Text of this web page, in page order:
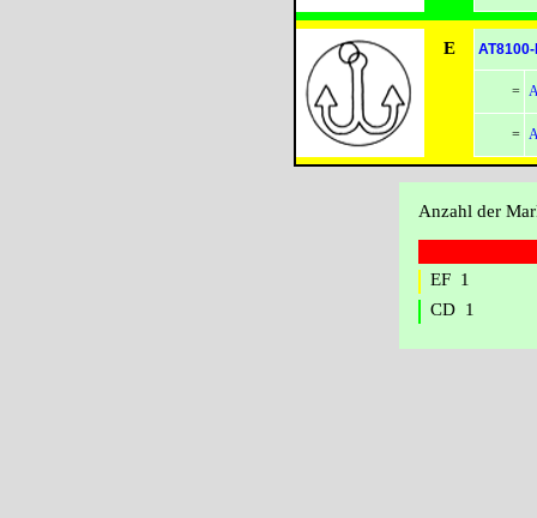
E
=
=
Anzahl der
EF 1
CD 1